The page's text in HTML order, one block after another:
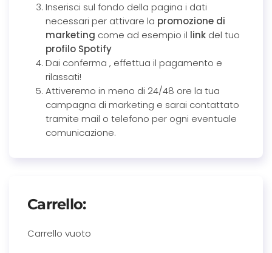
Inserisci sul fondo della pagina i dati
necessari per attivare la promozione di
marketing come ad esempio il link del tuo
profilo Spotify
Dai conferma , effettua il pagamento e
rilassati!
Attiveremo in meno di 24/48 ore la tua
campagna di marketing e sarai contattato
tramite mail o telefono per ogni eventuale
comunicazione.
Carrello:
Carrello vuoto